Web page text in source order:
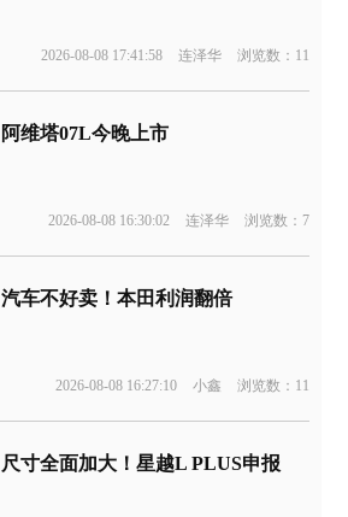
2026-08-08 17:41:58 连泽华 浏览数：11
阿维塔07L今晚上市
2026-08-08 16:30:02 连泽华 浏览数：7
汽车不好卖！本田利润翻倍
2026-08-08 16:27:10 小鑫 浏览数：11
尺寸全面加大！星越L PLUS申报